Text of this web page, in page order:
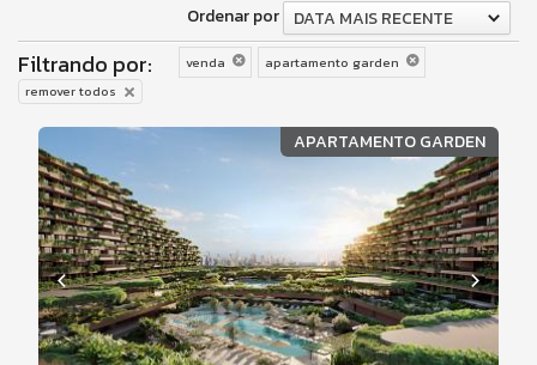
Ordenar por
DATA MAIS RECENTE
Filtrando por: venda
apartamento garden
remover todos
APARTAMENTO GARDEN